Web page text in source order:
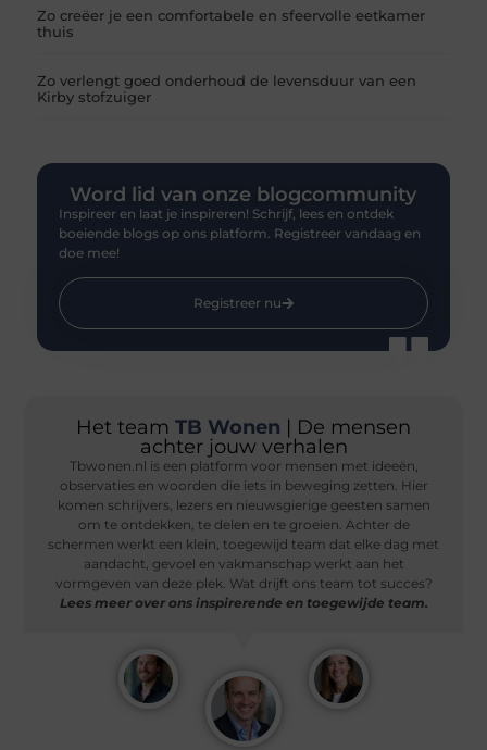
Zo creëer je een comfortabele en sfeervolle eetkamer
thuis
Zo verlengt goed onderhoud de levensduur van een
Kirby stofzuiger
Word lid van onze blogcommunity
Inspireer en laat je inspireren! Schrijf, lees en ontdek
boeiende blogs op ons platform. Registreer vandaag en
doe mee!
Registreer nu
Het team TB Wonen | De mensen
achter jouw verhalen
Tbwonen.nl is een platform voor mensen met ideeën,
observaties en woorden die iets in beweging zetten. Hier
komen schrijvers, lezers en nieuwsgierige geesten samen
om te ontdekken, te delen en te groeien. Achter de
schermen werkt een klein, toegewijd team dat elke dag met
aandacht, gevoel en vakmanschap werkt aan het
vormgeven van deze plek. Wat drijft ons team tot succes?
Lees meer over ons inspirerende en toegewijde team.